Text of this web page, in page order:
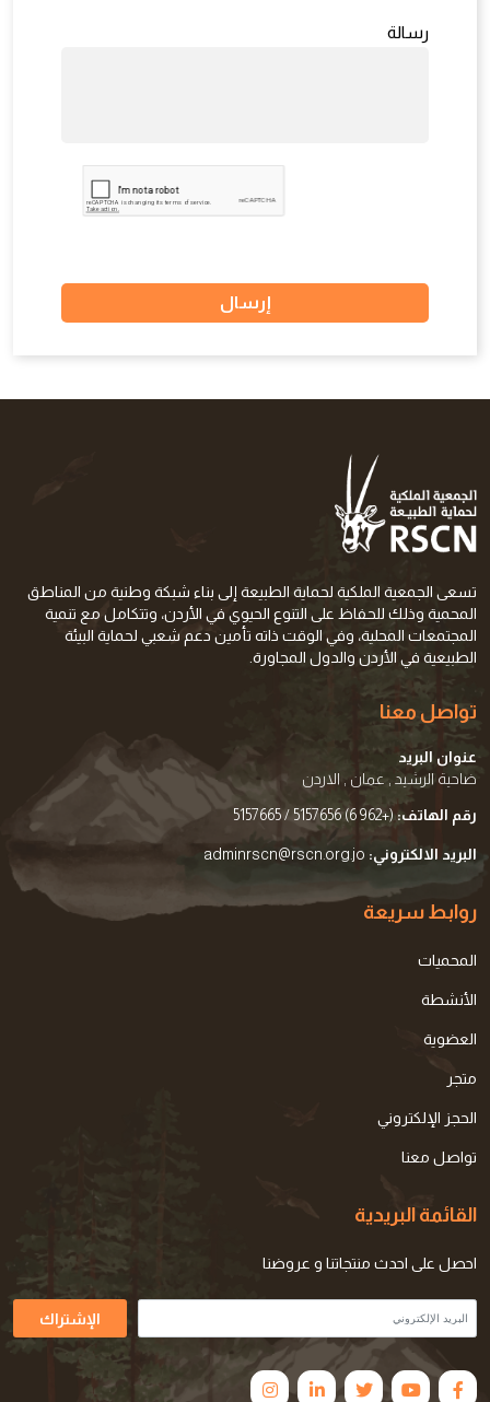
رسالة
إرسال
تسعى الجمعية الملكية لحماية الطبيعة إلى بناء شبكة وطنية من المناطق
المحمية وذلك للحفاظ على التنوع الحيوي في الأردن، وتتكامل مع تنمية
المجتمعات المحلية، وفي الوقت ذاته تأمين دعم شعبي لحماية البيئة
الطبيعية في الأردن والدول المجاورة.
تواصل معنا
عنوان البريد
ضاحية الرشيد , عمان , الاردن
رقم الهاتف: (+962 6) 5157656 / 5157665
البريد الالكتروني: adminrscn@rscn.org.jo
روابط سريعة
المحميات
الأنشطة
العضوية
متجر
الحجز الإلكتروني
تواصل معنا
القائمة البريدية
احصل على احدث منتجاتنا و عروضنا
الإشتراك